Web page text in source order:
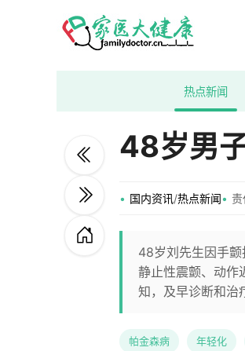
热点新闻
48岁男
国内资讯/热点新闻 责
48岁刘先生因手
静止性震颤、动作
知，及早诊断和治
帕金森病 年轻化